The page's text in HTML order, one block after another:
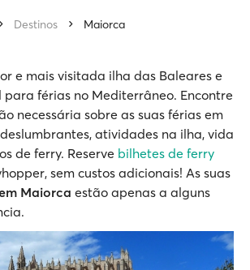
Destinos Maiorca
e mais visitada ilha das Baleares e
para férias no Mediterrâneo. Encontre
necessária sobre as suas férias em
atividades na ilha, vida
de ferry. Reserve bilhetes de ferry
sem custos adicionais! As suas
Maiorca estão apenas a alguns